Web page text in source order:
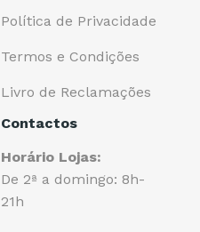
Política de Privacidade
Termos e Condições
Livro de Reclamações
Contactos
Horário Lojas:
De 2ª a domingo: 8h-
21h